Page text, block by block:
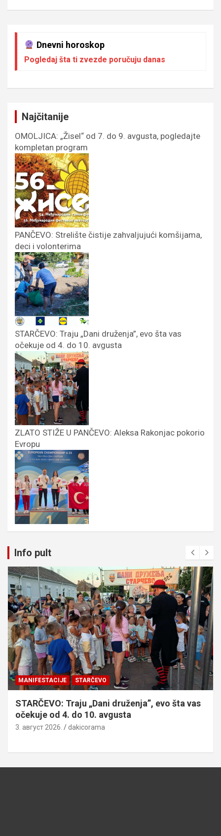
Dnevni horoskop
Pogledaj šta ti zvezde poručuju danas
Najčitanije
OMOLJICA: „Žisel“ od 7. do 9. avgusta, pogledajte
kompletan program
PANČEVO: Strelište čistije zahvaljujući komšijama,
deci i volonterima
STARČEVO: Traju „Dani druženja”, evo šta vas
očekuje od 4. do 10. avgusta
ZLATO STIŽE U PANČEVO: Aleksa Rakonjac pokorio
Evropu
Info pult
MANIFESTACIJE STARČEVO
STARČEVO: Traju „Dani druženja”, evo šta vas
očekuje od 4. do 10. avgusta
3. август 2026. dakicorama